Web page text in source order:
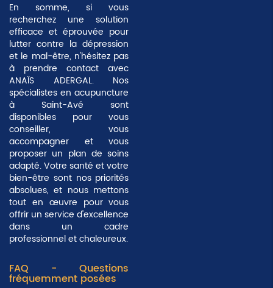
En somme, si vous
recherchez une solution
efficace et éprouvée pour
lutter contre la dépression
et le mal-être, n'hésitez pas
à prendre contact avec
ANAÏS ADERGAL. Nos
spécialistes en acupuncture
à Saint-Avé sont
disponibles pour vous
conseiller, vous
accompagner et vous
proposer un plan de soins
adapté. Votre santé et votre
bien-être sont nos priorités
absolues, et nous mettons
tout en œuvre pour vous
offrir un service d'excellence
dans un cadre
professionnel et chaleureux.
FAQ - Questions
fréquemment posées